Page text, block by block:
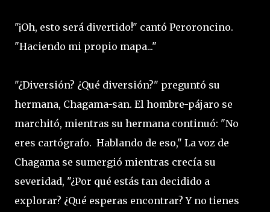
"¡Oh, esto será divertido!" cantó Peroroncino.
"Haciendo mi propio mapa..."
"¿Diversión? ¿Qué diversión?" preguntó su
hermana, Chagama-san. El hombre-pájaro se
marchitó, mientras su hermana continuó: "No
eres cartógrafo. Hablando de eso," La voz de
Chagama se sumergió mientras crecía su
severidad, "¿Por qué estás tan decidido a
explorar? ¿Qué esperas encontrar? Y no tienes